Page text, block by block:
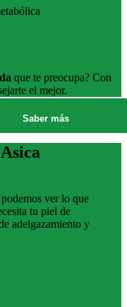
que te preocupa? Con
el mejor.
Saber más